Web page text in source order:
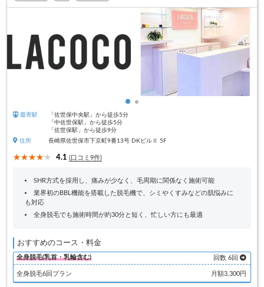
最寄駅
「佐世保中央駅」から徒歩5分
「中佐世保駅」から徒歩5分
「佐世保駅」から徒歩9分
住所
長崎県佐世保市下京町9番13号 DKビルⅡ 5F
4.1 (口コミ9件)
SHR方式を採用し、痛みが少なく、毛周期に関係なく施術可能
業界初のBBL機能を搭載した脱毛機で、シミやくすみなどの肌悩みに
も対応
全身脱毛でも施術時間が約30分と短く、忙しい方にも最適
おすすめのコース・料金
全身脱毛(乳首・乳輪含む) 回数 6回
全身脱毛6回プラン 月額3,300円